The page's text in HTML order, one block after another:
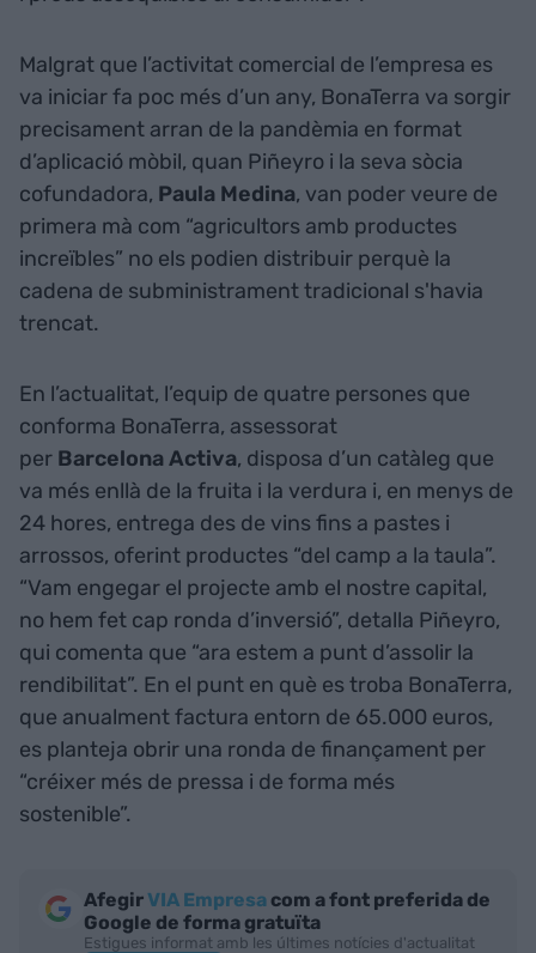
Malgrat que l’activitat comercial de l’empresa es
va iniciar fa poc més d’un any, BonaTerra va sorgir
precisament arran de la pandèmia en format
d’aplicació mòbil, quan Piñeyro i la seva sòcia
cofundadora, Paula Medina, van poder veure de
primera mà com “agricultors amb productes
increïbles” no els podien distribuir perquè la
cadena de subministrament tradicional s'havia
trencat.
En l’actualitat, l’equip de quatre persones que
conforma BonaTerra, assessorat
per BarcelonaActiva, disposa d’un catàleg que
va més enllà de la fruita i la verdura i, en menys de
24 hores, entrega des de vins fins a pastes i
arrossos, oferint productes “del camp a la taula”.
“Vam engegar el projecte amb el nostre capital,
no hem fet cap ronda d’inversió”, detalla Piñeyro,
qui comenta que “ara estem a punt d’assolir la
rendibilitat”. En el punt en què es troba BonaTerra,
que anualment factura entorn de 65.000 euros,
es planteja obrir una ronda de finançament per
“créixer més de pressa i de forma més
sostenible”.
AfegirVIA Empresa com a font preferida de
Google de forma gratuïta
Estigues informat amb les últimes notícies d'actualitat